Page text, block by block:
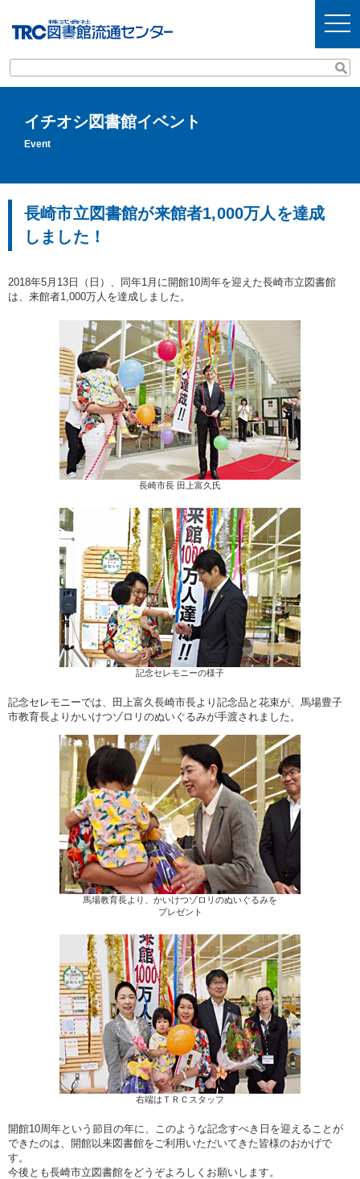
t
o
g
l
e
イチオシ図書館イベント
Event
長崎市立図書館が来館者1,000万人を達成
しました！
2018年5月13日（日）、同年1月に開館10周年を迎えた長崎市立図書館
は、来館者1,000万人を達成しました。
長崎市長 田上富久氏
記念セレモニーの様子
記念セレモニーでは、田上富久長崎市長より記念品と花束が、馬場豊子
市教育長よりかいけつゾロリのぬいぐるみが手渡されました。
馬場教育長より、かいけつゾロリのぬいぐるみを
プレゼント
右端はＴＲＣスタッフ
開館10周年という節目の年に、このような記念すべき日を迎えることが
できたのは、開館以来図書館をご利用いただいてきた皆様のおかげで
す。
今後とも長崎市立図書館をどうぞよろしくお願いします。